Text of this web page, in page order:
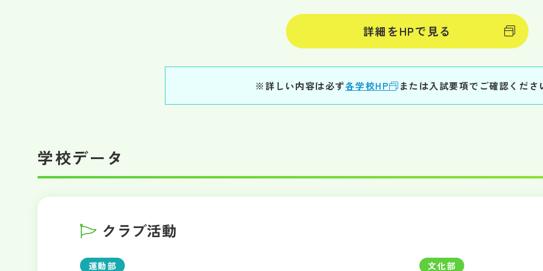
詳細をHPで見る
※詳しい内容は必ず各学校HP または入試要項でご確認くださ
学校データ
クラブ活動
運動部 文化部